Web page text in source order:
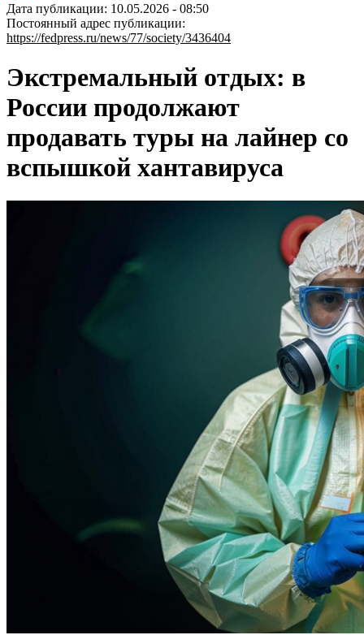
Дата публикации: 10.05.2026 - 08:50
Постоянный адрес публикации:
https://fedpress.ru/news/77/society/3436404
Экстремальный отдых: в
России продолжают
продавать туры на лайнер со
вспышкой хантавируса